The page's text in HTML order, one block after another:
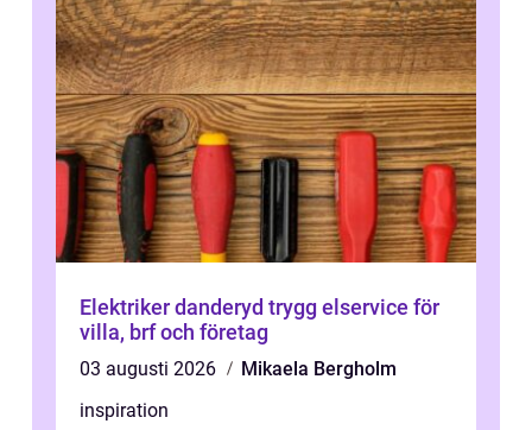
Elektriker danderyd trygg elservice för
villa, brf och företag
03 augusti 2026
Mikaela Bergholm
inspiration